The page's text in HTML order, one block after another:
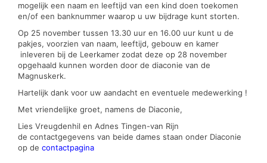
mogelijk een naam en leeftijd van een kind doen toekomen
en/of een banknummer waarop u uw bijdrage kunt storten.
Op 25 november tussen 13.30 uur en 16.00 uur kunt u de
pakjes, voorzien van naam, leeftijd, gebouw en kamer
inleveren bij de Leerkamer zodat deze op 28 november
opgehaald kunnen worden door de diaconie van de
Magnuskerk.
Hartelijk dank voor uw aandacht en eventuele medewerking !
Met vriendelijke groet, namens de Diaconie,
Lies Vreugdenhil en Adnes Tingen-van Rijn
de contactgegevens van beide dames staan onder Diaconie
op de contactpagina